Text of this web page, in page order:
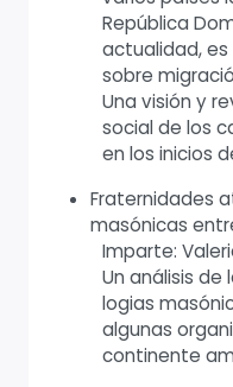
República
actualidad,
sobre
Una visión y
social de los
en los inicios
Fraternidades
masónicas
Imparte:
Un análisis de
logias
algunas
continente